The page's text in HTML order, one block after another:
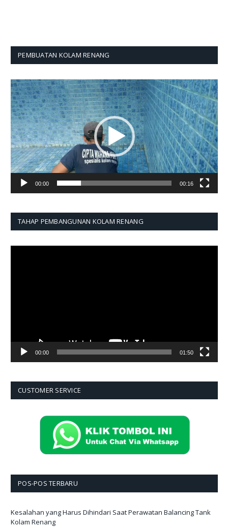
PEMBUATAN KOLAM RENANG
Pemutar
Video
00:00 00:16
TAHAP PEMBANGUNAN KOLAM RENANG
00:00 01:50
CUSTOMER SERVICE
POS-POS TERBARU
Kesalahan yang Harus Dihindari Saat Perawatan Balancing Tank
Kolam Renang